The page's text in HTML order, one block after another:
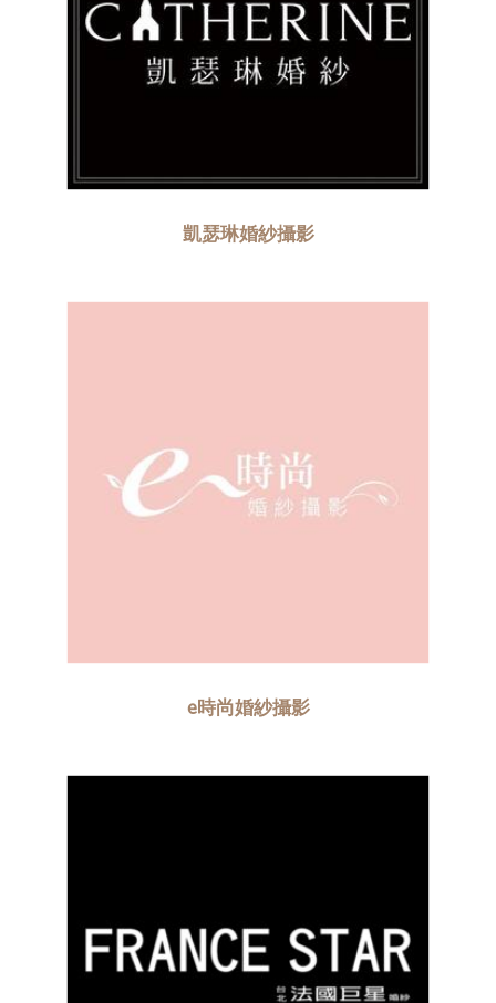
凱瑟琳婚紗攝影​
e時尚婚紗攝影​